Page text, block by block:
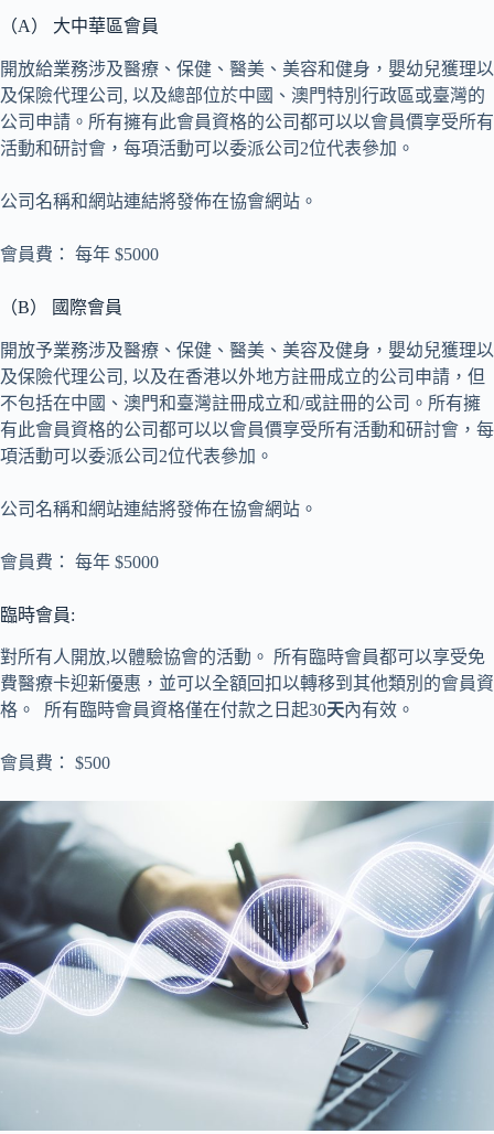
（A） 大中華區會員
開放給業務涉及醫療、保健、醫美、美容和健身，嬰幼兒獲理以
及保險代理公司, 以及總部位於中國、澳門特別行政區或臺灣的
公司申請。所有擁有此會員資格的公司都可以以會員價享受所有
活動和研討會，每項活動可以委派公司2位代表參加。
公司名稱和網站連結將發佈在協會網站。
會員費： 每年 $5000
（B） 國際會員
開放予業務涉及醫療、保健、醫美、美容及健身，嬰幼兒獲理以
及保險代理公司, 以及在香港以外地方註冊成立的公司申請，但
不包括在中國、澳門和臺灣註冊成立和/或註冊的公司。所有擁
有此會員資格的公司都可以以會員價享受所有活動和研討會，每
項活動可以委派公司2位代表參加。
公司名稱和網站連結將發佈在協會網站。
會員費： 每年 $5000
臨時會員:
對所有人開放,以體驗協會的活動。 所有臨時會員都可以享受免
費醫療卡迎新優惠，並可以全額回扣以轉移到其他類別的會員資
格。 所有臨時會員資格僅在付款之日起30天內有效。
會員費： $500